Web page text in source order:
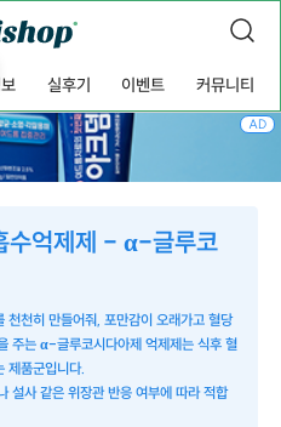
실후기 이벤트 커뮤니티
수억제제 - α-글루코
천천히 만들어줘, 포만감이 오래가고 혈당
주는 α-글루코시다아제 억제제는 식후 혈
제품군입니다.
설사 같은 위장관 반응 여부에 따라 적합
AD